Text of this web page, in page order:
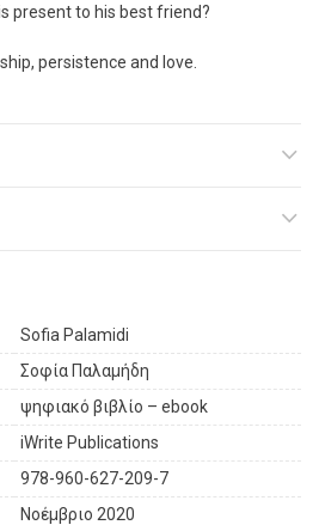
present to his best friend?
persistence and love.
Sofia Palamidi
Σοφία Παλαμήδη
ψηφιακό βιβλίο – ebook
iWrite Publications
978-960-627-209-7
Νοέμβριο 2020